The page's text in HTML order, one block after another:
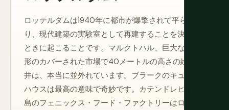
ロッテルダムは1940年に都市が爆撃されて平らにな
り、現代建築の実験室として再建することを決めた
ときに起こることです。マルクトハル、巨大な馬蹄
形のカバーされた市場で40メートルの高さの絵の天
井は、本当に並外れています。ブラークのキューブ
ハウスは最高の意味で奇妙です。カテンドレヒト半
島のフェニックス・フード・ファクトリーはロッテ